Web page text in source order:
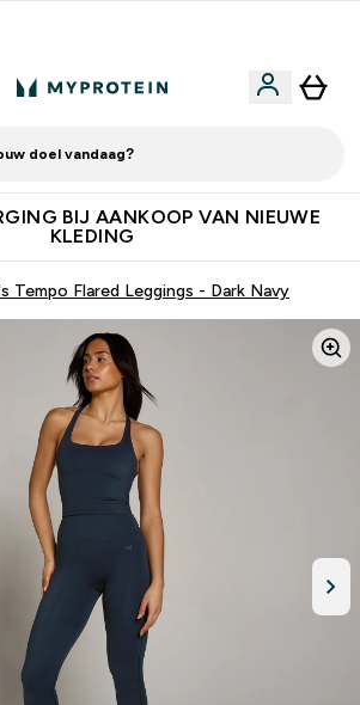
doel vandaag?
BIJ AANKOOP VAN NIEUWE
KLEDING
Tempo Flared Leggings - Dark Navy